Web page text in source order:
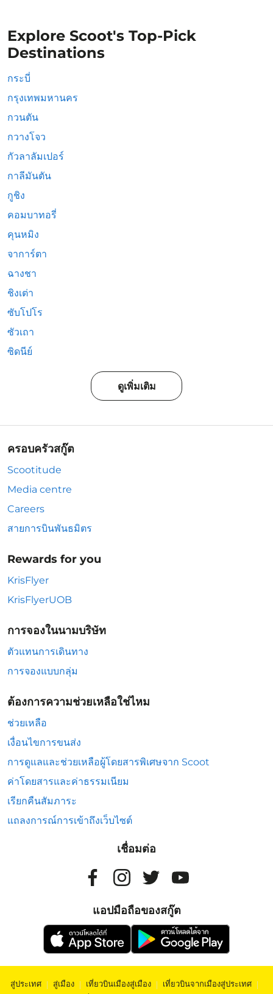
Explore Scoot's Top-Pick
Destinations
กระบี่
กรุงเทพมหานคร
กวนตัน
กวางโจว
กัวลาลัมเปอร์
กาลีมันตัน
กูชิง
คอมบาทอรี่
คุนหมิง
จาการ์ตา
ฉางชา
ชิงเต่า
ซับโปโร
ซัวเถา
ซิดนีย์
ดูเพิ่มเติม
ครอบครัวสกู๊ต
Scootitude
Media centre
Careers
สายการบินพันธมิตร
Rewards for you
KrisFlyer
KrisFlyerUOB
การจองในนามบริษัท
ตัวแทนการเดินทาง
การจองแบบกลุ่ม
ต้องการความช่วยเหลือใช่ไหม
ช่วยเหลือ
เงื่อนไขการขนส่ง
การดูแลและช่วยเหลือผู้โดยสารพิเศษจาก Scoot
ค่าโดยสารและค่าธรรมเนียม
เรียกคืนสัมภาระ
แถลงการณ์การเข้าถึงเว็บไซต์
เชื่อมต่อ
แอปมือถือของสกู๊ต
สู่ประเทศ | สู่เมือง | เที่ยวบินเมืองสู่เมือง | เที่ยวบินจากเมืองสู่ประเทศ |